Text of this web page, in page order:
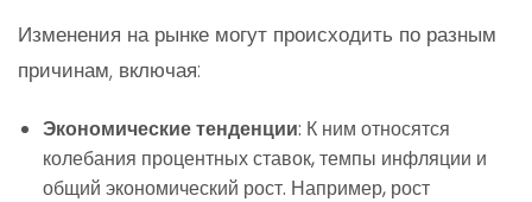
Изменения на рынке могут происходить по разным
причинам, включая:
Экономические тенденции: К ним относятся
колебания процентных ставок, темпы инфляции и
общий экономический рост. Например, рост